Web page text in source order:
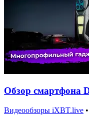
Обзор смартфона
Видеообзоры iXBT.live •